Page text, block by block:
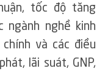
tốc độ tăng
ngành nghề kinh
và các điều
lãi suát, GNP,